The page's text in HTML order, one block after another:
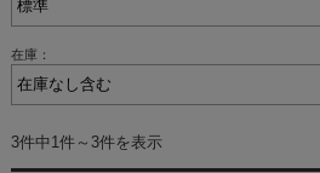
在庫：
3件中1件～3件を表示